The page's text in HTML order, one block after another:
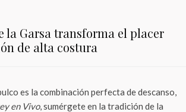
la Garsa transforma el placer
de alta costura
es la combinación perfecta de descanso,
en Vivo, sumérgete en la tradición de la